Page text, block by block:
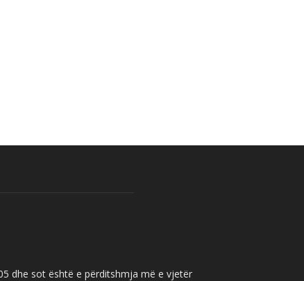
dhe sot është e përditshmja më e vjetër